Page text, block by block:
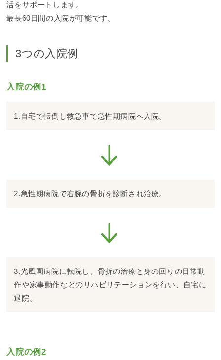
活をサポートします。
最長60日間の入院が可能です。
3つの入院例
入院の例1
1.自宅で転倒し救急車で急性期病院へ入院。
2.急性期病院で右腕の骨折を診断され治療。
3.光風園病院に転院し、骨折の治療と身の回りの日常動
作や家事動作などのリハビリテーションを行い、自宅に
退院。
入院の例2